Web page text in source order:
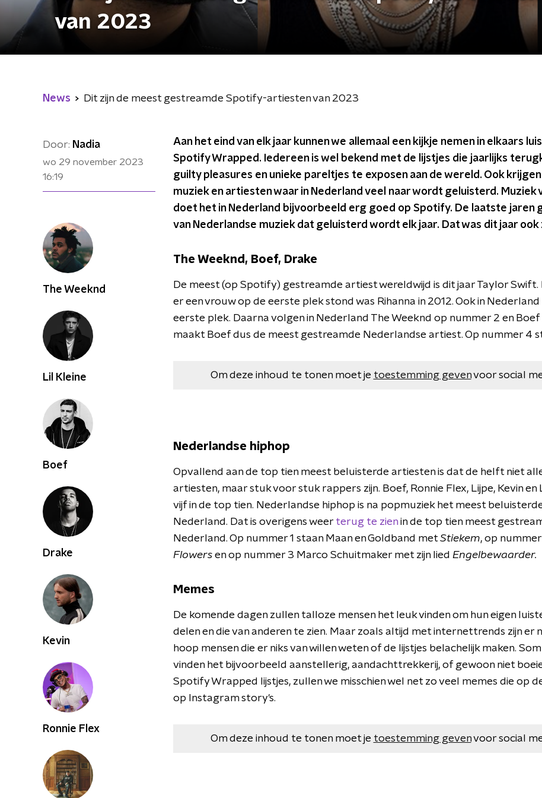
van 2023
News Dit zijn de meest gestreamde Spotify-artiesten van 2023
Door: Nadia
wo 29 november 2023
16:19
Aan het eind van elk jaar kunnen we allemaal een kijkje nemen in elkaars
Spotify Wrapped. Iedereen is wel bekend met de lijstjes die jaarlijks
guilty pleasures en unieke pareltjes te exposen aan de wereld. Ook
muziek en artiesten waar in Nederland veel naar wordt geluisterd. Muziek
doet het in Nederland bijvoorbeeld erg goed op Spotify. De laatste jaren
van Nederlandse muziek dat geluisterd wordt elk jaar. Dat was dit jaar ook
The Weeknd, Boef, Drake
De meest (op Spotify) gestreamde artiest wereldwijd is dit jaar Taylor
er een vrouw op de eerste plek stond was Rihanna in 2012. Ook in
eerste plek. Daarna volgen in Nederland The Weeknd op nummer 2 en
maakt Boef dus de meest gestreamde Nederlandse artiest. Op nummer 4
Om deze inhoud te tonen moet je toestemming gevenvoor social
Nederlandse hiphop
Opvallend aan de top tien meest beluisterde artiesten is dat de helft niet
artiesten, maar stuk voor stuk rappers zijn. Boef, Ronnie Flex, Lijpe, Kevin en
vijf in de top tien. Nederlandse hiphop is na popmuziek het meest
Nederland. Dat is overigens weer terug te zien in de top tien meest
Nederland. Op nummer 1 staan Maan en Goldband met Stiekem, op
Flowers en op nummer 3 Marco Schuitmaker met zijn lied Engelbewaarder.
Memes
De komende dagen zullen talloze mensen het leuk vinden om hun eigen
delen en die van anderen te zien. Maar zoals altijd met internettrends zijn er
hoop mensen die er niks van willen weten of de lijstjes belachelijk maken.
vinden het bijvoorbeeld aanstellerig, aandachttrekkerij, of gewoon niet
Spotify Wrapped lijstjes, zullen we misschien wel net zo veel memes die op
op Instagram story's.
Om deze inhoud te tonen moet je toestemming gevenvoor social
The Weeknd
Lil Kleine
Boef
Drake
Kevin
Ronnie Flex